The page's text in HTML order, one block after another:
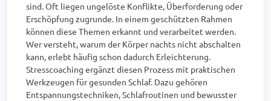
sind. Oft liegen ungelöste Konflikte, Überforderung oder
Erschöpfung zugrunde. In einem geschützten Rahmen
können diese Themen erkannt und verarbeitet werden.
Wer versteht, warum der Körper nachts nicht abschalten
kann, erlebt häufig schon dadurch Erleichterung.
Stresscoaching ergänzt diesen Prozess mit praktischen
Werkzeugen für gesunden Schlaf. Dazu gehören
Entspannungstechniken, Schlafroutinen und bewusster